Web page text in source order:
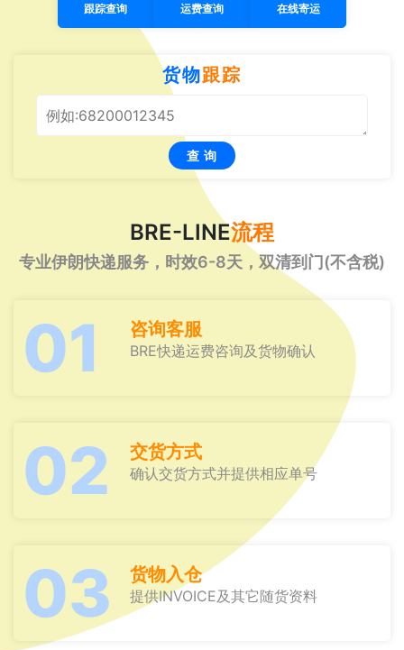
跟踪查询 运费查询 在线寄运
货物跟踪
查 询
BRE-LINE流程
专业伊朗快递服务，时效6-8天，双清到门(不含税)
01 咨询客服
BRE快递运费咨询及货物确认
02 交货方式
确认交货方式并提供相应单号
03 货物入仓
提供INVOICE及其它随货资料